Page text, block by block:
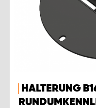
HALTERUNG